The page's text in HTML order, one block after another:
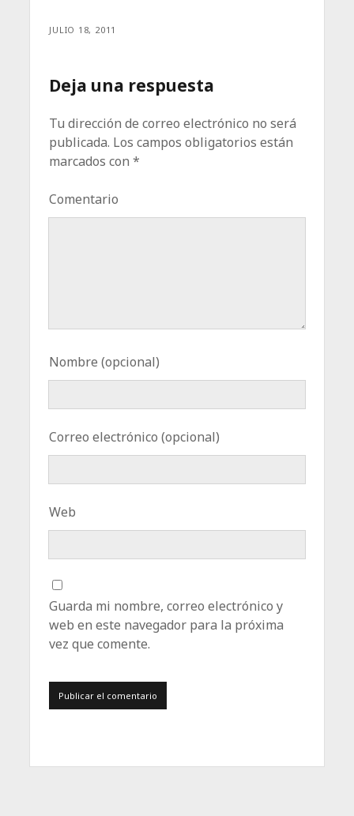
JULIO 18, 2011
Deja una respuesta
Tu dirección de correo electrónico no será
publicada. Los campos obligatorios están
marcados con*
Comentario
Nombre (opcional)
Correo electrónico (opcional)
Web
Guarda mi nombre, correo electrónico y
web en este navegador para la próxima
vez que comente.